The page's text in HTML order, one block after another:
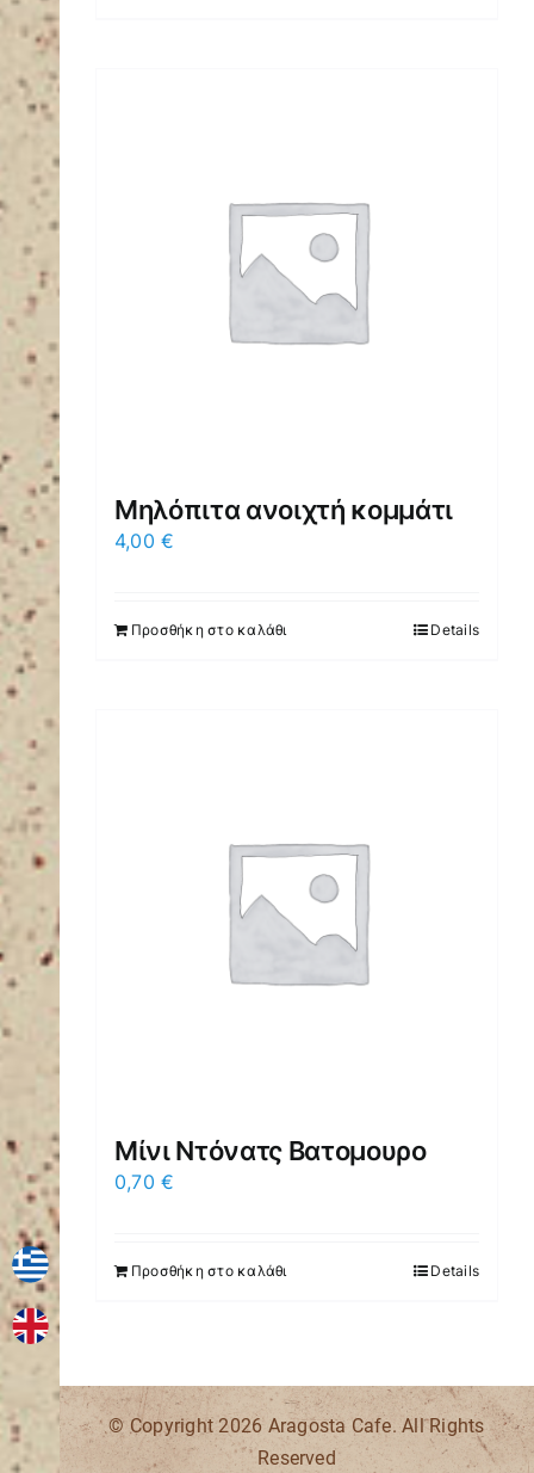
Μηλόπιτα ανοιχτή κομμάτι
4,00€
Προσθήκη στο καλάθι Details
Μίνι Ντόνατς Βατομουρο
0,70€
Προσθήκη στο καλάθι Details
© Copyright 2026 Aragosta Cafe. All Rights
Reserved